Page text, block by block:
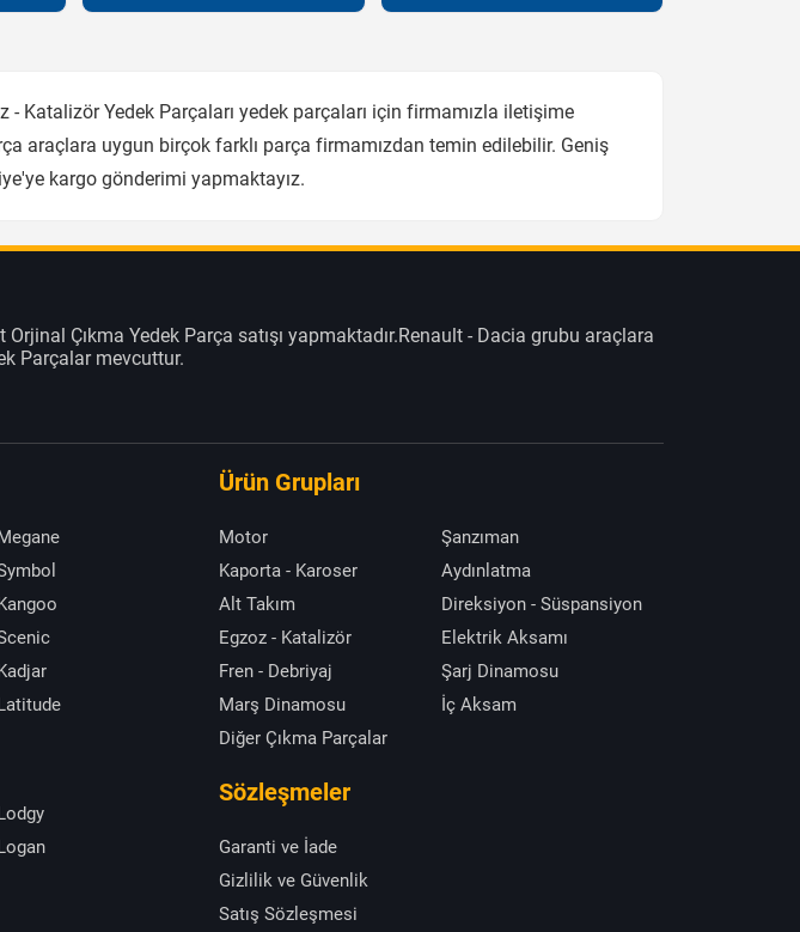
- Katalizör Yedek Parçaları yedek parçaları için firmamızla iletişime
araçlara uygun birçok farklı parça firmamızdan temin edilebilir. Geniş
kargo gönderimi yapmaktayız.
Çıkma Yedek Parça satışı yapmaktadır.Renault - Dacia grubu araçlara
Parçalar mevcuttur.
Ürün Grupları
Motor
Şanzıman
Kaporta - Karoser
Aydınlatma
Alt Takım
Direksiyon - Süspansiyon
Egzoz - Katalizör
Elektrik Aksamı
Fren - Debriyaj
Şarj Dinamosu
Marş Dinamosu
İç Aksam
Diğer Çıkma Parçalar
Sözleşmeler
Garanti ve İade
Gizlilik ve Güvenlik
Satış Sözleşmesi